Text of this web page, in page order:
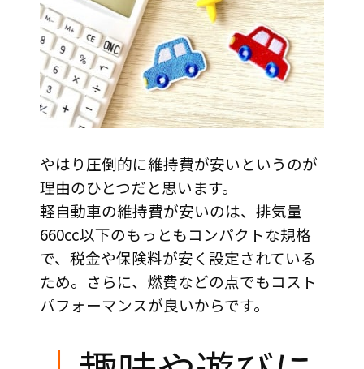
やはり圧倒的に維持費が安いというのが
理由のひとつだと思います。
軽自動車の維持費が安いのは、排気量
660cc以下のもっともコンパクトな規格
で、税金や保険料が安く設定されている
ため。さらに、燃費などの点でもコスト
パフォーマンスが良いからです。